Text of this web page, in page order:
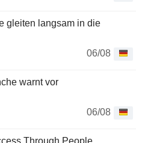
gleiten langsam in die
06/08
warnt vor
06/08
Through People